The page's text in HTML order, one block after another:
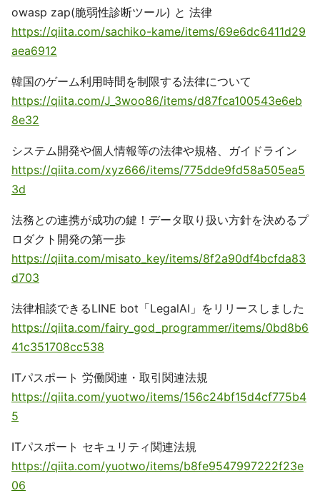
owasp zap(脆弱性診断ツール) と 法律
https://qiita.com/sachiko-kame/items/69e6dc6411d29
aea6912
韓国のゲーム利用時間を制限する法律について
https://qiita.com/J_3woo86/items/d87fca100543e6eb
8e32
システム開発や個人情報等の法律や規格、ガイドライン
https://qiita.com/xyz666/items/775dde9fd58a505ea5
3d
法務との連携が成功の鍵！データ取り扱い方針を決めるプ
ロダクト開発の第一歩
https://qiita.com/misato_key/items/8f2a90df4bcfda83
d703
法律相談できるLINE bot「LegalAI」をリリースしました
https://qiita.com/fairy_god_programmer/items/0bd8b6
41c351708cc538
ITパスポート 労働関連・取引関連法規
https://qiita.com/yuotwo/items/156c24bf15d4cf775b4
5
ITパスポート セキュリティ関連法規
https://qiita.com/yuotwo/items/b8fe9547997222f23e
06